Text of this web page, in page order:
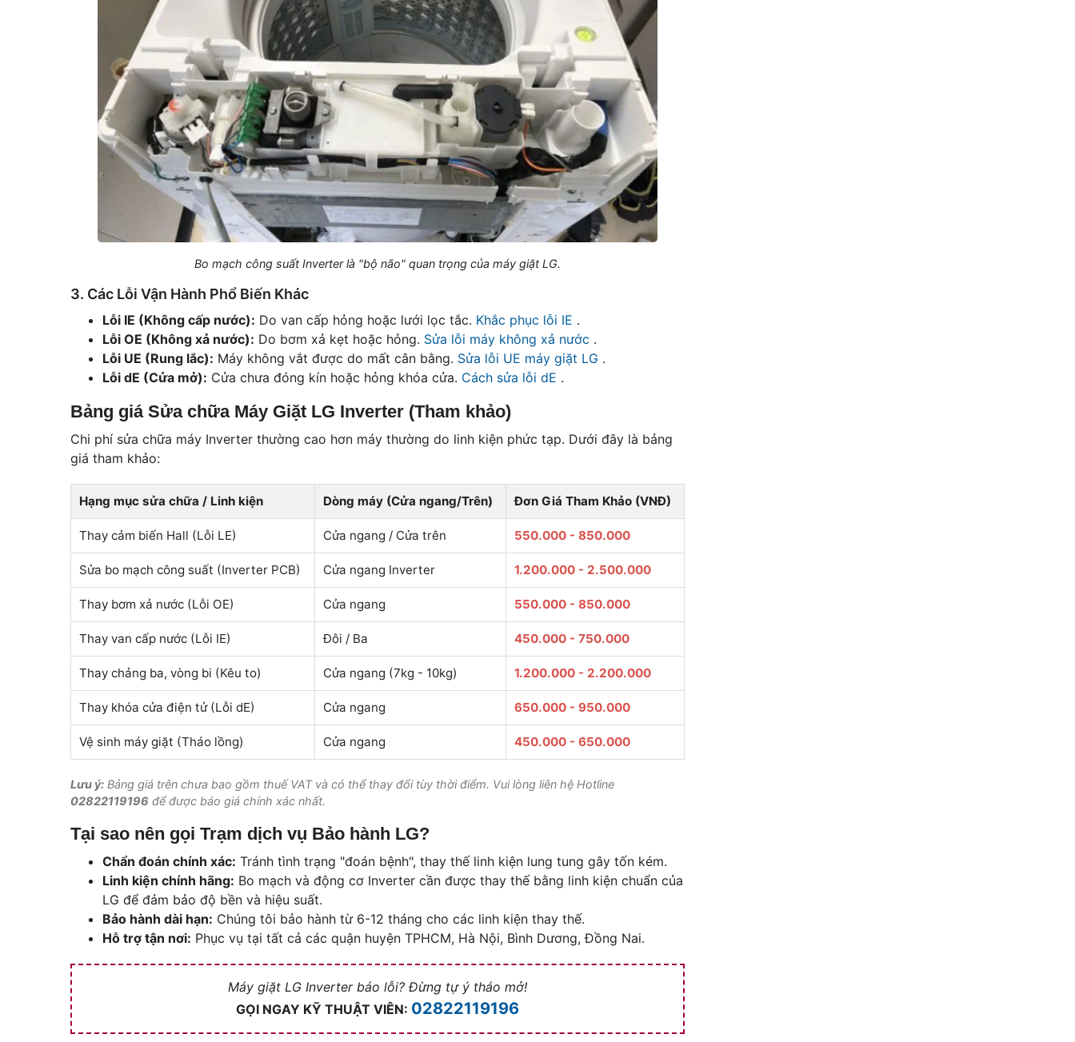
Bo mạch công suất Inverter là "bộ não" quan trọng của máy giặt LG.
3. Các Lỗi Vận Hành Phổ Biến Khác
Lỗi IE (Không cấp nước): Do van cấp hỏng hoặc lưới lọc tắc. Khắc phục lỗi IE .
Lỗi OE (Không xả nước): Do bơm xả kẹt hoặc hỏng. Sửa lỗi máy không xả nước .
Lỗi UE (Rung lắc): Máy không vắt được do mất cân bằng. Sửa lỗi UE máy giặt LG .
Lỗi dE (Cửa mở): Cửa chưa đóng kín hoặc hỏng khóa cửa. Cách sửa lỗi dE .
Bảng giá Sửa chữa Máy Giặt LG Inverter (Tham khảo)
Chi phí sửa chữa máy Inverter thường cao hơn máy thường do linh kiện phức tạp. Dưới đây là bảng
giá tham khảo:
Hạng mục sửa chữa / Linh kiện Dòng máy (Cửa ngang/Trên) Đơn Giá Tham Khảo (VNĐ)
Thay cảm biến Hall (Lỗi LE) Cửa ngang / Cửa trên 550.000 - 850.000
Sửa bo mạch công suất (Inverter PCB) Cửa ngang Inverter 1.200.000 - 2.500.000
Thay bơm xả nước (Lỗi OE) Cửa ngang 550.000 - 850.000
Thay van cấp nước (Lỗi IE) Đôi / Ba 450.000 - 750.000
Thay chảng ba, vòng bi (Kêu to) Cửa ngang (7kg - 10kg) 1.200.000 - 2.200.000
Thay khóa cửa điện tử (Lỗi dE) Cửa ngang 650.000 - 950.000
Vệ sinh máy giặt (Tháo lồng) Cửa ngang 450.000 - 650.000
Lưu ý: Bảng giá trên chưa bao gồm thuế VAT và có thể thay đổi tùy thời điểm. Vui lòng liên hệ Hotline
02822119196 để được báo giá chính xác nhất.
Tại sao nên gọi Trạm dịch vụ Bảo hành LG?
Chẩn đoán chính xác: Tránh tình trạng "đoán bệnh", thay thế linh kiện lung tung gây tốn kém.
Linh kiện chính hãng: Bo mạch và động cơ Inverter cần được thay thế bằng linh kiện chuẩn của
LG để đảm bảo độ bền và hiệu suất.
Bảo hành dài hạn: Chúng tôi bảo hành từ 6-12 tháng cho các linh kiện thay thế.
Hỗ trợ tận nơi: Phục vụ tại tất cả các quận huyện TPHCM, Hà Nội, Bình Dương, Đồng Nai.
Máy giặt LG Inverter báo lỗi? Đừng tự ý tháo mở!
GỌI NGAY KỸ THUẬT VIÊN: 02822119196